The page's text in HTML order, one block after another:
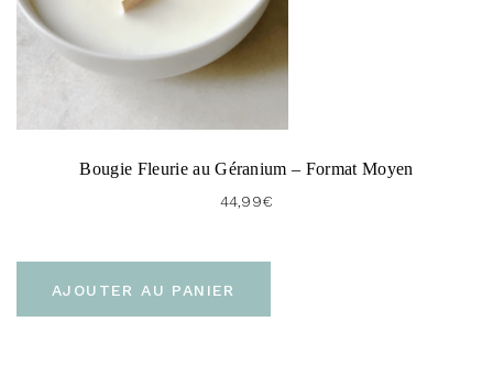
Bougie Fleurie au Géranium – Format Moyen
44,99€
AJOUTER AU PANIER